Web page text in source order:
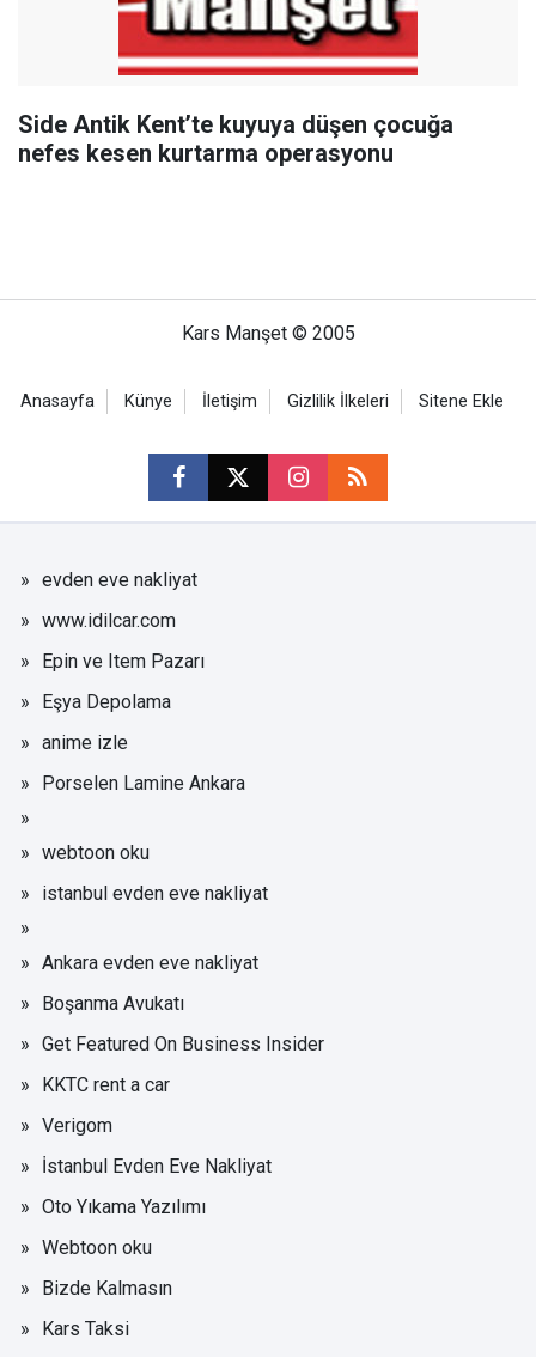
Side Antik Kent’te kuyuya düşen çocuğa
nefes kesen kurtarma operasyonu
Kars Manşet © 2005
Anasayfa Künye İletişim Gizlilik İlkeleri Sitene Ekle
evden eve nakliyat
www.idilcar.com
Epin ve Item Pazarı
Eşya Depolama
anime izle
Porselen Lamine Ankara
webtoon oku
istanbul evden eve nakliyat
Ankara evden eve nakliyat
Boşanma Avukatı
Get Featured On Business Insider
KKTC rent a car
Verigom
İstanbul Evden Eve Nakliyat
Oto Yıkama Yazılımı
Webtoon oku
Bizde Kalmasın
Kars Taksi